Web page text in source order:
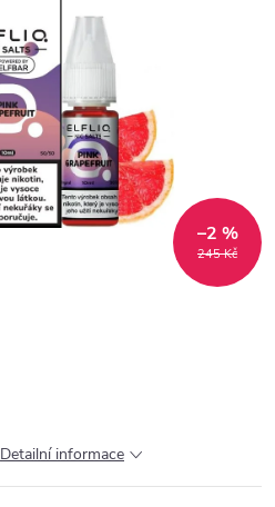
245 Kč
–2 %
Detailní informace